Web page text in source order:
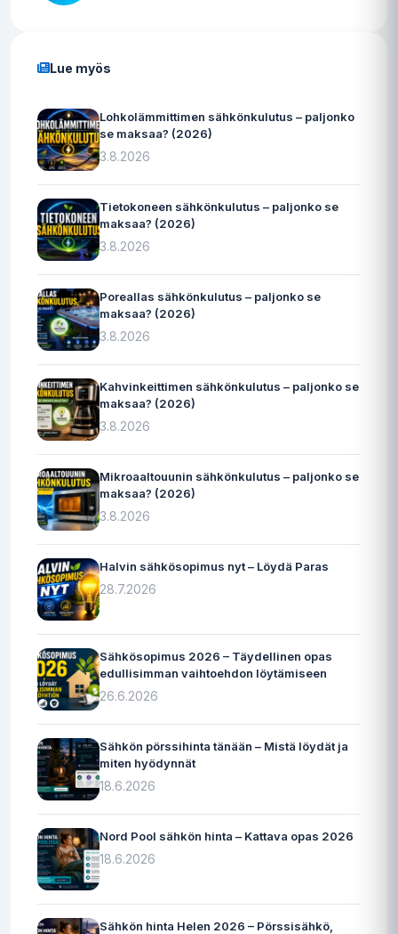
Lue myös
Lohkolämmittimen sähkönkulutus – paljonko
se maksaa? (2026)
3.8.2026
Tietokoneen sähkönkulutus – paljonko se
maksaa? (2026)
3.8.2026
Poreallas sähkönkulutus – paljonko se
maksaa? (2026)
3.8.2026
Kahvinkeittimen sähkönkulutus – paljonko se
maksaa? (2026)
3.8.2026
Mikroaaltouunin sähkönkulutus – paljonko se
maksaa? (2026)
3.8.2026
Halvin sähkösopimus nyt – Löydä Paras
28.7.2026
Sähkösopimus 2026 – Täydellinen opas
edullisimman vaihtoehdon löytämiseen
26.6.2026
Sähkön pörssihinta tänään – Mistä löydät ja
miten hyödynnät
18.6.2026
Nord Pool sähkön hinta – Kattava opas 2026
18.6.2026
Sähkön hinta Helen 2026 – Pörssisähkö,